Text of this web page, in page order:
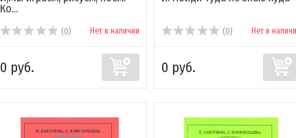
Ко...
(0) Нет в наличии
0 руб.
(0) Нет в
0 руб.